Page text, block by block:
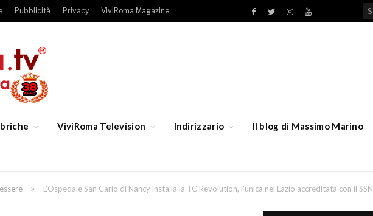
Pubblicità Privacy ViviRoma Magazine Facebook
TwitterInstagramYouTube
ViviRoma Television Indirizzario Il blog di Massimo Marino
» L’Ospedale San Carlo di Nancy installa la TC Revolution, l’unica nel Lazio accreditata con il SSN